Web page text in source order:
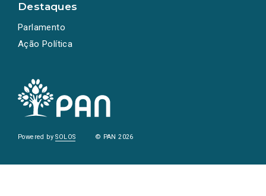
Destaques
Parlamento
Ação Política
Powered bySOLOS © PAN 2026